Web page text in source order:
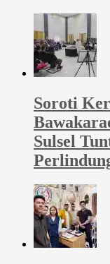
Soroti
Sulsel